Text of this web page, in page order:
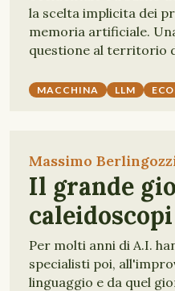
la scelta implicita dei
memoria artificiale.
questione al territorio
MACCHINA LLM
Massimo
Il grande
Per molti anni di A.I.
specialisti poi,
linguaggio e da quel